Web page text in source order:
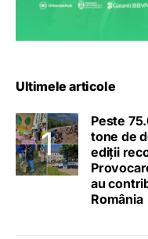
Ultimele articole
Peste
tone de
ediții
au
România